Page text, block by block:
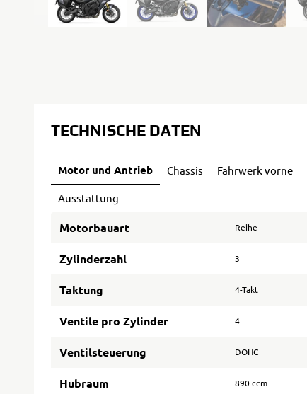
TECHNISCHE DATEN
Motor und Antrieb Chassis Fahrwerk vorne
Ausstattung
Motorbauart Reihe
Zylinderzahl 3
Taktung 4-Takt
Ventile pro Zylinder 4
Ventilsteuerung DOHC
Hubraum 890 ccm